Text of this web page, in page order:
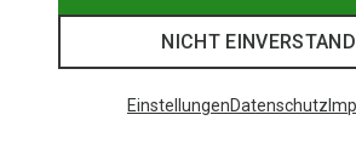
NICHT
EinstellungenDatenschutz